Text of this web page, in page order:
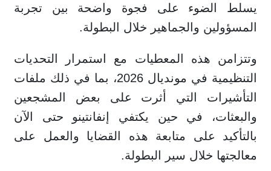
يسلط الضوء على فجوة واضحة بين تجربة
المسؤولين والجماهير خلال البطولة.
وتتزامن هذه المعطيات مع استمرار التحديات
التنظيمية في مونديال 2026، بما في ذلك ملفات
التأشيرات التي أثرت على بعض المشجعين
والبعثات، في حين يكتفي إنفانتينو حتى الآن
بالتأكيد على متابعة هذه القضايا والعمل على
معالجتها خلال سير البطولة.